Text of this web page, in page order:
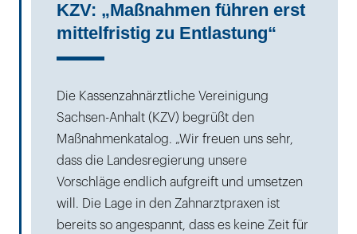
KZV: „Maßnahmen führen erst
mittelfristig zu Entlastung“
Die Kassenzahnärztliche Vereinigung
Sachsen-Anhalt (KZV) begrüßt den
Maßnahmenkatalog. „Wir freuen uns sehr,
dass die Landesregierung unsere
Vorschläge endlich aufgreift und umsetzen
will. Die Lage in den Zahnarztpraxen ist
bereits so angespannt, dass es keine Zeit für